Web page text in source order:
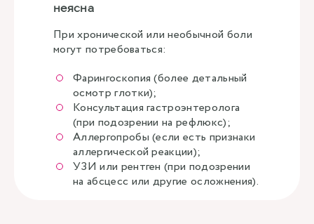
неясна
При хронической или необычной боли
могут потребоваться:
Фарингоскопия (более детальный
осмотр глотки);
Консультация гастроэнтеролога
(при подозрении на рефлюкс);
Аллергопробы (если есть признаки
аллергической реакции);
УЗИ или рентген (при подозрении
на абсцесс или другие осложнения).